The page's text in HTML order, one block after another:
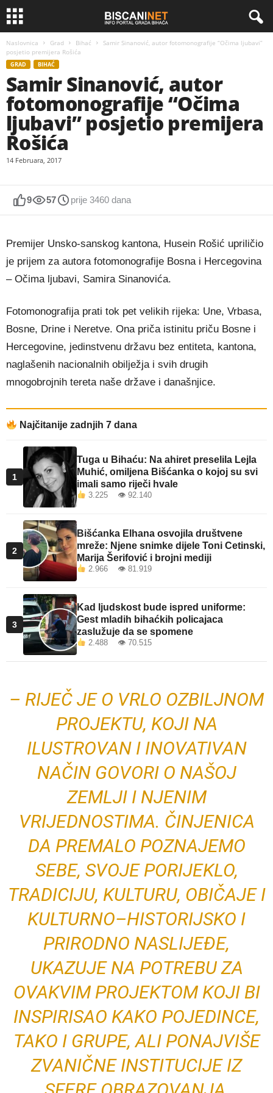
Naslovnica Grad Bihać
Samir Sinanović, autor fotomonografije “Očima ljubavi”
posjetio premijera Rošića
GRAD BIHAĆ
Samir Sinanović, autor
fotomonografije “Očima
ljubavi” posjetio premijera
Rošića
14 Februara, 2017
9 57 prije 3460 dana
Premijer Unsko-sanskog kantona, Husein Rošić upriličio
je prijem za autora fotomonografije Bosna i Hercegovina
– Očima ljubavi, Samira Sinanovića.
Fotomonografija prati tok pet velikih rijeka: Une, Vrbasa,
Bosne, Drine i Neretve. Ona priča istinitu priču Bosne i
Hercegovine, jedinstvenu državu bez entiteta, kantona,
naglašenih nacionalnih obilježja i svih drugih
mnogobrojnih tereta naše države i današnjice.
Najčitanije zadnjih 7 dana
1
Tuga u Bihaću: Na ahiret preselila Lejla
Muhić, omiljena Bišćanka o kojoj su svi
imali samo riječi hvale
3.225 👁 92.140
2
Bišćanka Elhana osvojila društvene
mreže: Njene snimke dijele Toni Cetinski,
Marija Šerifović i brojni mediji
2.966 👁 81.919
3
Kad ljudskost bude ispred uniforme:
Gest mladih bihaćkih policajaca
zaslužuje da se spomene
2.488 👁 70.515
– RIJEČ JE O VRLO OZBILJNOM
PROJEKTU, KOJI NA
ILUSTROVAN I INOVATIVAN
NAČIN GOVORI O NAŠOJ
ZEMLJI I NJENIM
VRIJEDNOSTIMA. ČINJENICA
DA PREMALO POZNAJEMO
SEBE, SVOJE PORIJEKLO,
TRADICIJU, KULTURU, OBIČAJE I
KULTURNO–HISTORIJSKO I
PRIRODNO NASLIJEĐE,
UKAZUJE NA POTREBU ZA
OVAKVIM PROJEKTOM KOJI BI
INSPIRISAO KAKO POJEDINCE,
TAKO I GRUPE, ALI PONAJVIŠE
ZVANIČNE INSTITUCIJE IZ